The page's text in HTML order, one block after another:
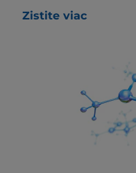
Zistite viac